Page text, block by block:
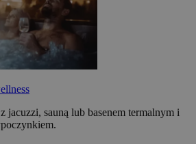
jacuzzi, sauną lub basenem termalnym i